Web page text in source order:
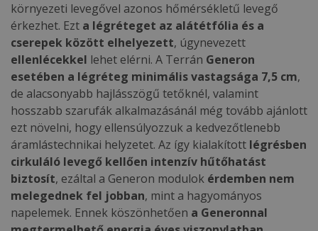
környezeti levegővel azonos hőmérsékletű levegő
érkezhet. Ezt a légréteget az alátétfólia és a
cserepek között elhelyezett, úgynevezett
ellenlécekkel lehet elérni. A Terrán Generon
esetében a légréteg minimális vastagsága 7,5 cm,
de alacsonyabb hajlásszögű tetőknél, valamint
hosszabb szarufák alkalmazásánál még tovább ajánlott
ezt növelni, hogy ellensúlyozzuk a kedvezőtlenebb
áramlástechnikai helyzetet. Az így kialakított légrésben
cirkuláló levegő kellően intenzív hűtőhatást
biztosít, ezáltal a Generon modulok érdemben nem
melegednek fel jobban, mint a hagyományos
napelemek. Ennek köszönhetően a Generonnal